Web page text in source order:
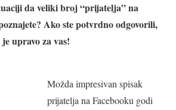
da veliki broj “prijatelja” na
Ako ste potvrdno odgovorili,
upravo za vas!
Možda impresivan spisak
prijatelja na Facebooku godi